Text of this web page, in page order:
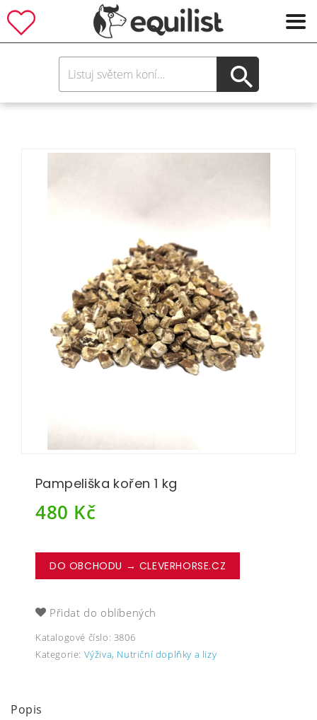
Pampeliška kořen 1 kg
480 Kč
DO OBCHODU → CLEVERHORSE.CZ
Přidat do oblíbených
Katalogové číslo: 3806
Kategorie: Výživa, Nutriční doplňky a lizy
Popis